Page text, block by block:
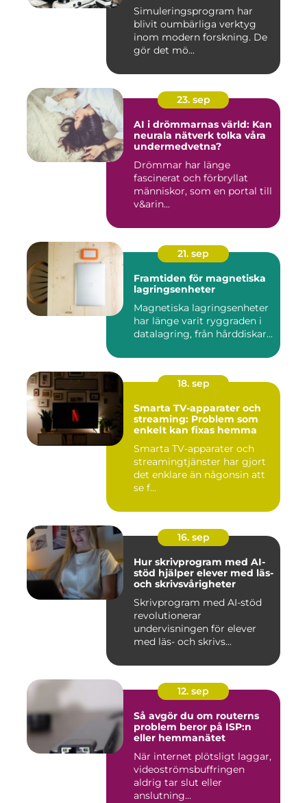
Simuleringsprogram har
blivit oumbärliga verktyg
inom modern forskning. De
gör det mö...
23. sep
AI i drömmarnas värld: Kan
neurala nätverk tolka våra
undermedvetna?
Drömmar har länge
fascinerat och förbryllat
människor, som en portal till
v&arin...
21. sep
Framtiden för magnetiska
lagringsenheter
Magnetiska lagringsenheter
har länge varit ryggraden i
datalagring, från hårddiskar...
18. sep
Smarta TV-apparater och
streaming: Problem som
enkelt kan fixas hemma
Smarta TV-apparater och
streamingtjänster har gjort
det enklare än någonsin att
se f...
16. sep
Hur skrivprogram med AI-
stöd hjälper elever med läs-
och skrivsvårigheter
Skrivprogram med AI-stöd
revolutionerar
undervisningen för elever
med läs- och skrivs...
12. sep
Så avgör du om routerns
problem beror på ISP:n
eller hemmanätet
När internet plötsligt laggar,
videoströmsbuffringen
aldrig tar slut eller
anslutning...